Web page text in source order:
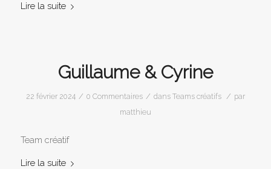
Lire la suite
Guillaume & Cyrine
22 février 2024 / 0 Commentaires / dans Teams créatifs / par
matthieu
Team créatif
Lire la suite